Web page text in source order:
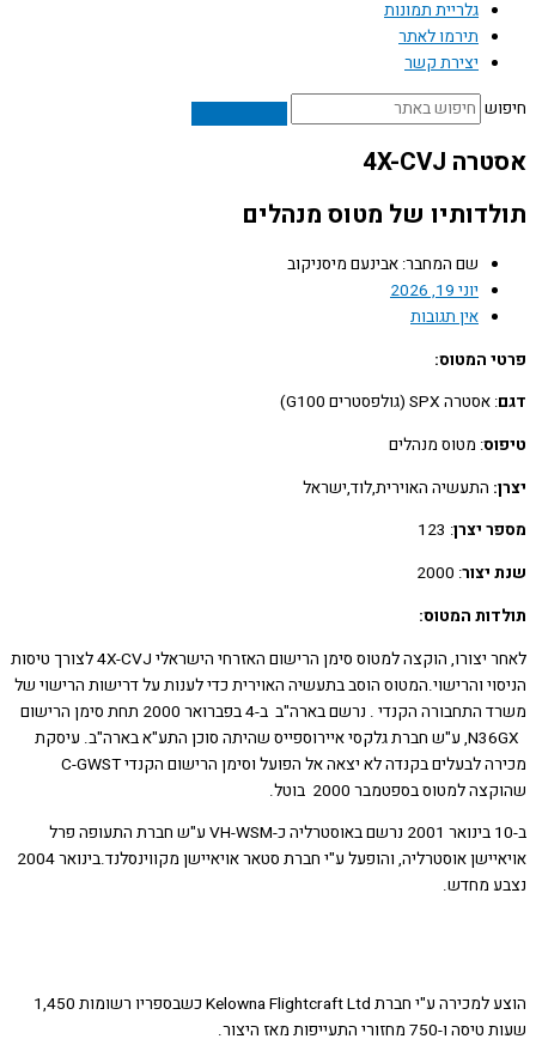
גלריית תמונות
תירמו לאתר
יצירת קשר
חיפוש
אסטרה 4X-CVJ
תולדותיו של מטוס מנהלים
שם המחבר: אבינעם מיסניקוב
יוני 19, 2026
אין תגובות
פרטי המטוס:
דגם: אסטרה SPX (גולפסטרים G100)
טיפוס: מטוס מנהלים
יצרן: התעשיה האוירית,לוד,ישראל
מספר יצרן: 123
שנת יצור: 2000
תולדות המטוס:
לאחר יצורו, הוקצה למטוס סימן הרישום האזרחי הישראלי 4X-CVJ לצורך טיסות
הניסוי והרישוי.המטוס הוסב בתעשיה האוירית כדי לענות על דרישות הרישוי של
משרד התחבורה הקנדי . נרשם בארה"ב ב-4 בפברואר 2000 תחת סימן הרישום
N36GX, ע"ש חברת גלקסי איירוספייס שהיתה סוכן התע"א בארה"ב. עיסקת
מכירה לבעלים בקנדה לא יצאה אל הפועל וסימן הרישום הקנדי C-GWST
שהוקצה למטוס בספטמבר 2000 בוטל.
ב-10 בינואר 2001 נרשם באוסטרליה כ-VH-WSM ע"ש חברת התעופה פרל
אויאיישן אוסטרליה, והופעל ע"י חברת סטאר אויאיישן מקווינסלנד.בינואר 2004
נצבע מחדש.
הוצע למכירה ע"י חברת Kelowna Flightcraft Ltd כשבספריו רשומות 1,450
שעות טיסה ו-750 מחזורי התעייפות מאז היצור.